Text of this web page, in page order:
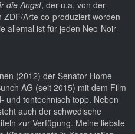
die Angst, der u.a. von der
Arte co-produziert worden
allemal ist für jeden Neo-Noir-
(2012) der Senator Home
AG (seit 2015) mit dem Film
und tontechnisch topp. Neben
auch der schwedische
zur Verfügung. Meine liebste